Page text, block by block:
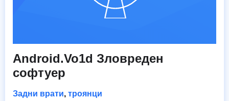
Android.Vo1d Зловреден
софтуер
Задни врати, троянци